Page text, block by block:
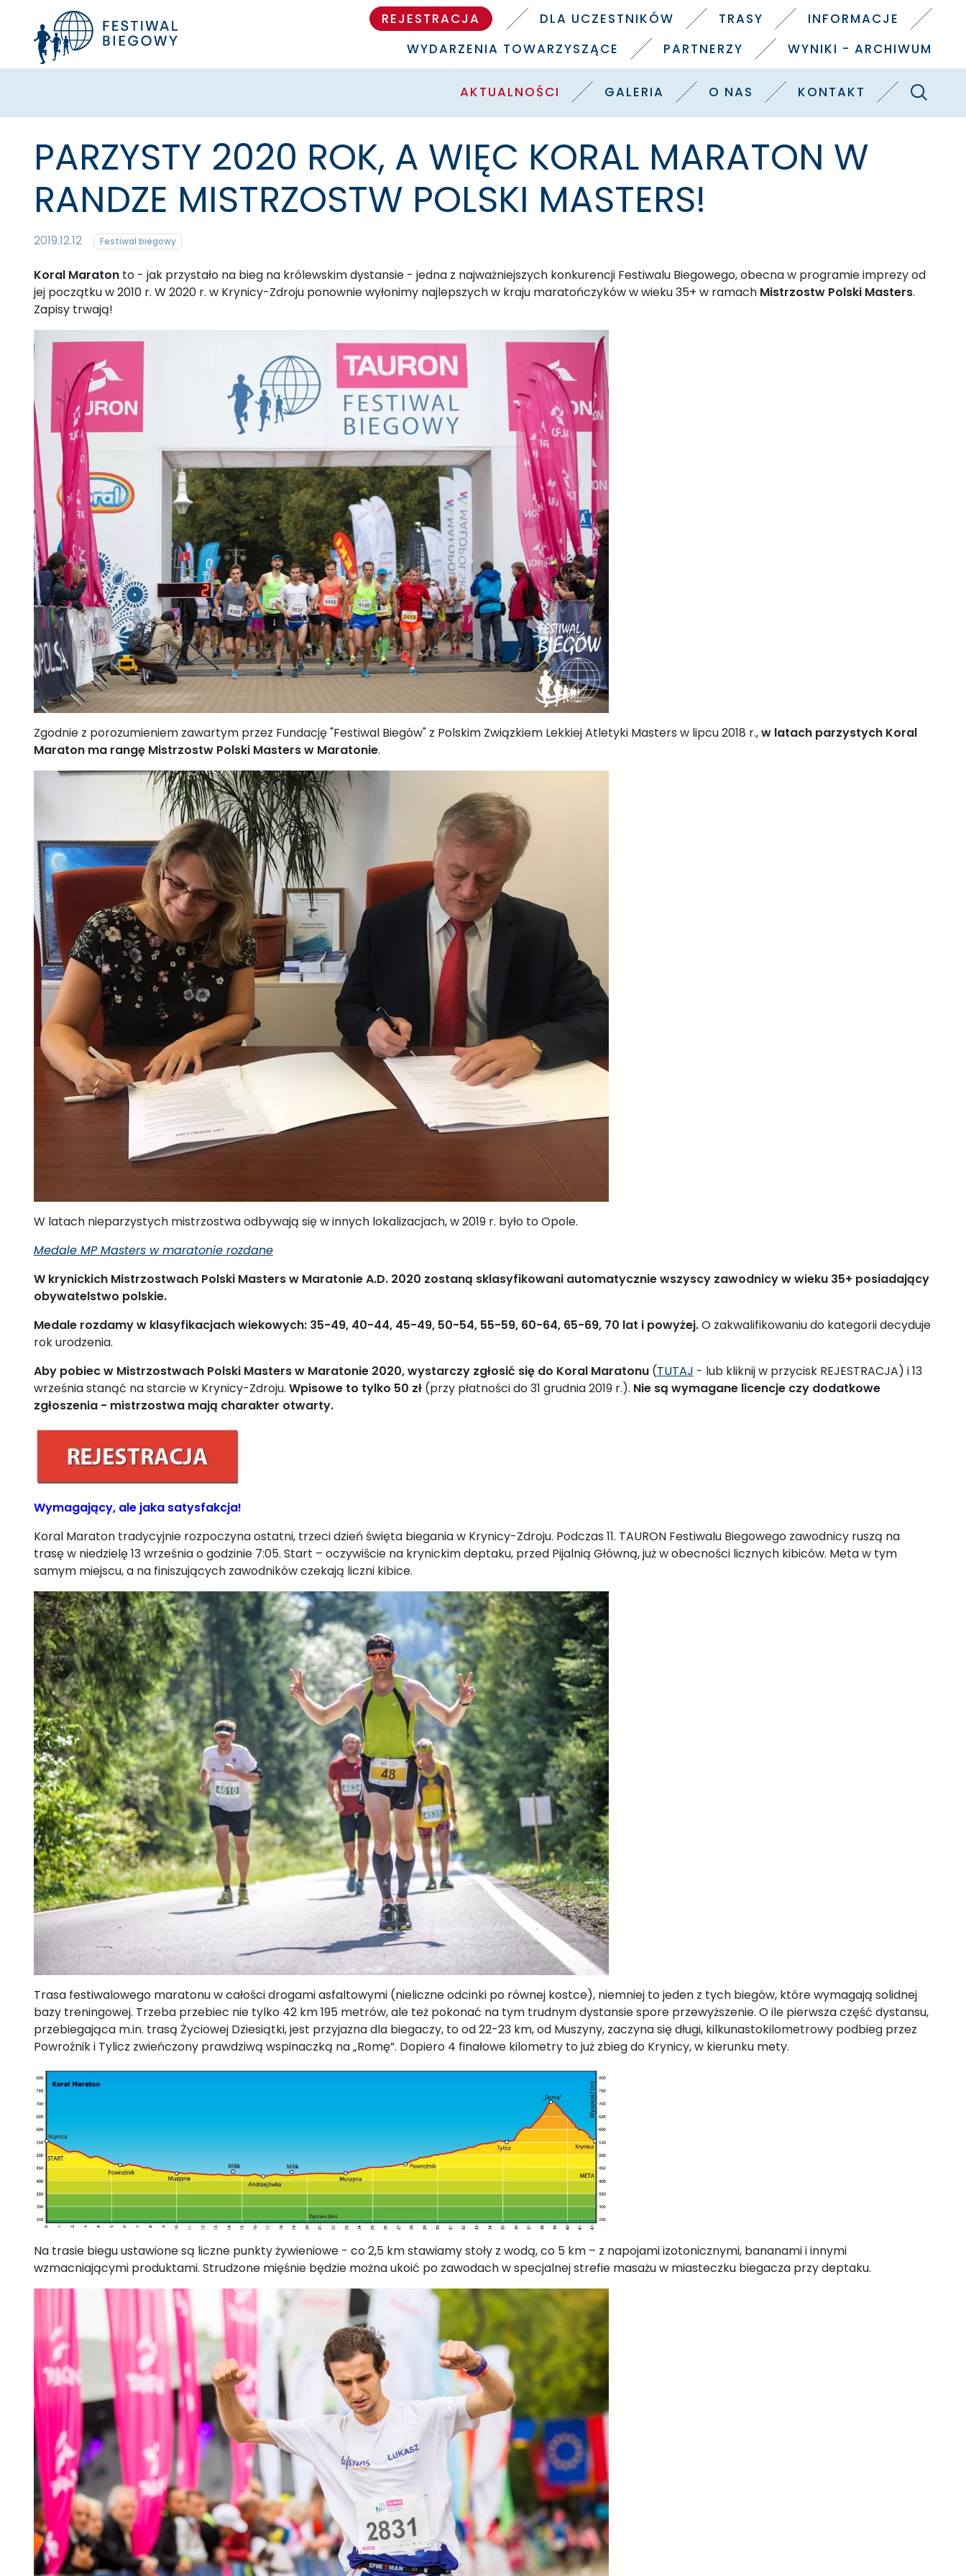
REJESTRACJA DLA UCZESTNIKÓW TRASY
INFORMACJE
WYDARZENIA TOWARZYSZĄCE
PARTNERZY WYNIKI - ARCHIWUM
AKTUALNOŚCI GALERIA O NAS KONTAKT Szukaj
PARZYSTY 2020 ROK, A WIĘC KORAL MARATON W
RANDZE MISTRZOSTW POLSKI MASTERS!
2019.12.12 Festiwal biegowy
Koral Maratonto - jak przystało na bieg na królewskim dystansie - jedna z najważniejszych konkurencji Festiwalu Biegowego, obecna w programie imprezy od
jej początku w 2010 r. W 2020 r. w Krynicy-Zdroju ponownie wyłonimy najlepszych w kraju maratończyków w wieku 35+ w ramach Mistrzostw Polski Masters.
Zapisy trwają!
Zgodnie z porozumieniem zawartym przez Fundację "Festiwal Biegów" z Polskim Związkiem Lekkiej Atletyki Masters w lipcu 2018 r.,w latach parzystych Koral
Maraton ma rangę Mistrzostw Polski Masters w Maratonie.
W latach nieparzystych mistrzostwa odbywają się w innych lokalizacjach, w 2019 r. było to Opole.
Medale MP Masters w maratonie rozdane
W krynickich Mistrzostwach Polski Masters w Maratonie A.D. 2020 zostaną sklasyfikowani automatycznie wszyscy zawodnicy w wieku 35+ posiadający
obywatelstwo polskie.
Medale rozdamy w klasyfikacjach wiekowych: 35-49, 40-44, 45-49, 50-54, 55-59, 60-64, 65-69, 70 lat i powyżej.O zakwalifikowaniu do kategorii decyduje
rok urodzenia.
Aby pobiec w Mistrzostwach Polski Masters w Maratonie 2020, wystarczy zgłosić się do Koral Maratonu(TUTAJ - lub kliknij w przycisk REJESTRACJA) i 13
września stanąć na starcie w Krynicy-Zdroju. Wpisowe to tylko 50 zł (przy płatności do 31 grudnia 2019 r.). Nie są wymagane licencje czy dodatkowe
zgłoszenia - mistrzostwa mają charakter otwarty.
Wymagający, ale jaka satysfakcja!
Koral Maraton tradycyjnie rozpoczyna ostatni, trzeci dzień święta biegania w Krynicy-Zdroju. Podczas 11. TAURON Festiwalu Biegowego zawodnicy ruszą na
trasę w niedzielę 13 września o godzinie 7:05. Start – oczywiście na krynickim deptaku, przed Pijalnią Główną, już w obecności licznych kibiców. Meta w tym
samym miejscu, a na finiszujących zawodników czekają liczni kibice.
Trasa festiwalowego maratonu w całości drogami asfaltowymi (nieliczne odcinki po równej kostce), niemniej to jeden z tych biegów, które wymagają solidnej
bazy treningowej. Trzeba przebiec nie tylko 42 km 195 metrów, ale też pokonać na tym trudnym dystansie spore przewyższenie. O ile pierwsza część dystansu,
przebiegająca m.in. trasą Życiowej Dziesiątki, jest przyjazna dla biegaczy, to od 22-23 km, od Muszyny, zaczyna się długi, kilkunastokilometrowy podbieg przez
Powroźnik i Tylicz zwieńczony prawdziwą wspinaczką na „Romę”. Dopiero 4 finałowe kilometry to już zbieg do Krynicy, w kierunku mety.
Na trasie biegu ustawione są liczne punkty żywieniowe - co 2,5 km stawiamy stoły z wodą, co 5 km – z napojami izotonicznymi, bananami i innymi
wzmacniającymi produktami. Strudzone mięśnie będzie można ukoić po zawodach w specjalnej strefie masażu w miasteczku biegacza przy deptaku.